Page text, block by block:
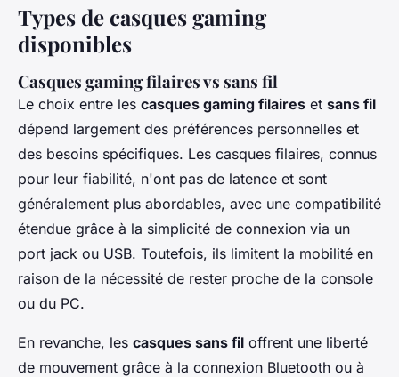
Types de casques gaming
disponibles
Casques gaming filaires vs sans fil
Le choix entre les casques gaming filaires et sans fil
dépend largement des préférences personnelles et
des besoins spécifiques. Les casques filaires, connus
pour leur fiabilité, n'ont pas de latence et sont
généralement plus abordables, avec une compatibilité
étendue grâce à la simplicité de connexion via un
port jack ou USB. Toutefois, ils limitent la mobilité en
raison de la nécessité de rester proche de la console
ou du PC.
En revanche, les casques sans fil offrent une liberté
de mouvement grâce à la connexion Bluetooth ou à